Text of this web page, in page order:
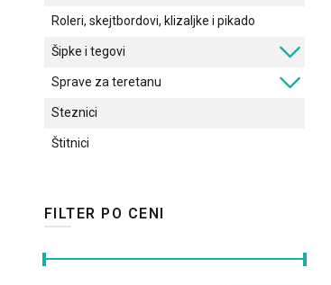
Roleri, skejtbordovi, klizaljke i pikado
Šipke i tegovi
Sprave za teretanu
Steznici
Štitnici
FILTER PO CENI